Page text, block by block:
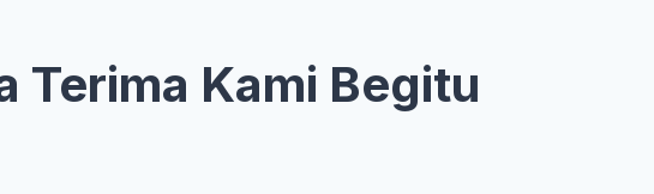
Terima Kami Begitu